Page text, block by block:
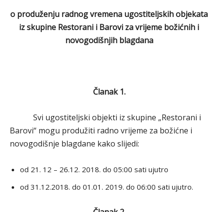
o produženju radnog vremena ugostiteljskih objekata
iz skupine Restorani i Barovi za vrijeme božićnih i
novogodišnjih blagdana
Članak 1.
Svi ugostiteljski objekti iz skupine „Restorani i
Barovi“ mogu produžiti radno vrijeme za božićne i
novogodišnje blagdane kako slijedi:
od 21. 12 – 26.12. 2018. do 05:00 sati ujutro
od 31.12.2018. do 01.01. 2019. do 06:00 sati ujutro.